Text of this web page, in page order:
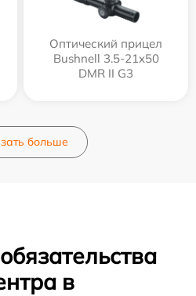
Оптический прицел
Bushnell 3.5-21x50
DMR II G3
больше
в